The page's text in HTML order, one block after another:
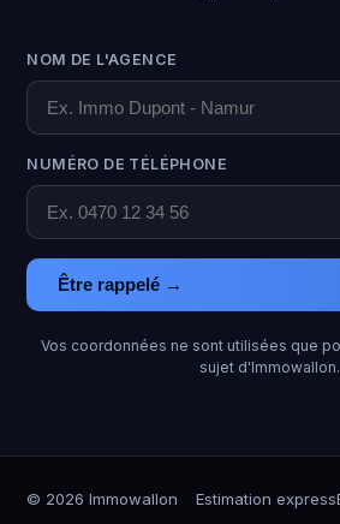
NOM DE L'AGENCE
NUMÉRO DE TÉLÉPHONE
Être rappelé →
Vos coordonnées ne sont utilisées que
sujet d'Immowallon.
© 2026 Immowallon Estimation express